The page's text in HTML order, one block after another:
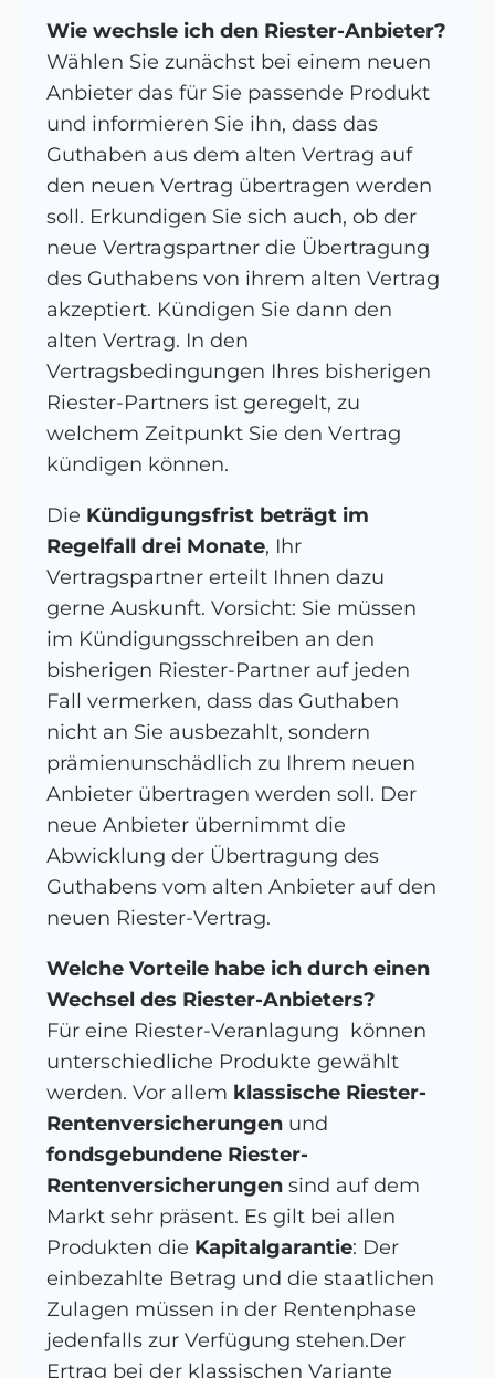
Wie wechsle ich den Riester-Anbieter?
Wählen Sie zunächst bei einem neuen
Anbieter das für Sie passende Produkt
und informieren Sie ihn, dass das
Guthaben aus dem alten Vertrag auf
den neuen Vertrag übertragen werden
soll. Erkundigen Sie sich auch, ob der
neue Vertragspartner die Übertragung
des Guthabens von ihrem alten Vertrag
akzeptiert. Kündigen Sie dann den
alten Vertrag. In den
Vertragsbedingungen Ihres bisherigen
Riester-Partners ist geregelt, zu
welchem Zeitpunkt Sie den Vertrag
kündigen können.
Die Kündigungsfrist beträgt im
Regelfall drei Monate, Ihr
Vertragspartner erteilt Ihnen dazu
gerne Auskunft. Vorsicht: Sie müssen
im Kündigungsschreiben an den
bisherigen Riester-Partner auf jeden
Fall vermerken, dass das Guthaben
nicht an Sie ausbezahlt, sondern
prämienunschädlich zu Ihrem neuen
Anbieter übertragen werden soll. Der
neue Anbieter übernimmt die
Abwicklung der Übertragung des
Guthabens vom alten Anbieter auf den
neuen Riester-Vertrag.
Welche Vorteile habe ich durch einen
Wechsel des Riester-Anbieters?
Für eine Riester-Veranlagung können
unterschiedliche Produkte gewählt
werden. Vor allem klassische Riester-
Rentenversicherungen und
fondsgebundene Riester-
Rentenversicherungen sind auf dem
Markt sehr präsent. Es gilt bei allen
Produkten die Kapitalgarantie: Der
einbezahlte Betrag und die staatlichen
Zulagen müssen in der Rentenphase
jedenfalls zur Verfügung stehen.Der
Ertrag bei der klassischen Variante